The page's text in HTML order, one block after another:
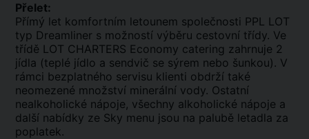
Přelet:
Přímý let komfortním letounem společnosti PPL LOT
typ Dreamliner s možností výběru cestovní třídy. Ve
třídě LOT CHARTERS Economy catering zahrnuje 2
jídla (teplé jídlo a sendvič se sýrem nebo šunkou). V
rámci bezplatného servisu klienti obdrží také
neomezené množství minerální vody. Ostatní
nealkoholické nápoje, všechny alkoholické nápoje a
další nabídky ze Sky menu jsou na palubě letadla za
poplatek.